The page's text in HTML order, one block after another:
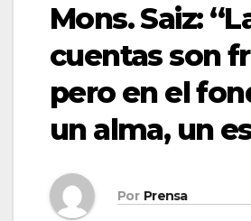
Mons. Saiz:
cuentas son
pero en el
un alma, un
Por Prensa